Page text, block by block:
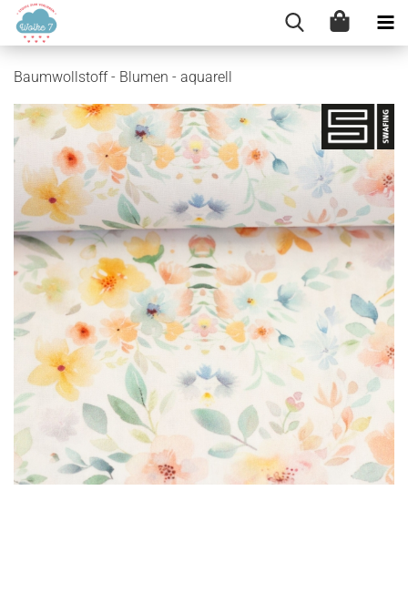
Baumwollstoff - Blumen - aquarell